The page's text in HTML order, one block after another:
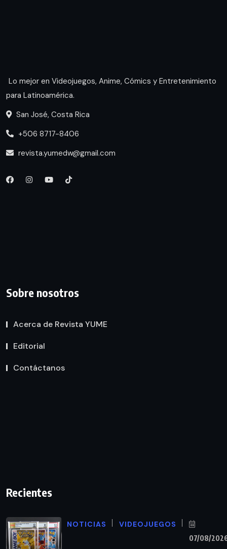
Lo mejor en Videojuegos, Anime, Cómics y Entretenimiento
para Latinoamérica.
San José, Costa Rica
+506 8717-8406
revista.yumedw@gmail.com
Sobre nosotros
Acerca de Revista YUME
Editorial
Contáctanos
Recientes
NOTICIAS VIDEOJUEGOS
07/08/